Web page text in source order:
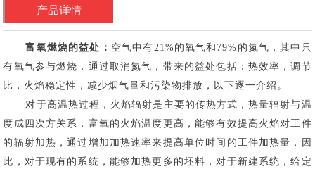
产品详情
富氧燃烧的益处： 空气中有21%的氧气和79%的氮气，其中只
有氧气参与燃烧，通过取消氮气，带来的益处包括：热效率，调节
比，火焰稳定性，减少烟气量和污染物排放，以下逐一介绍。
对于高温热过程，火焰辐射是主要的传热方式，热量辐射与温
度成四次方关系，富氧的火焰温度更高，能够有效提高火焰对工件
的辐射加热，通过增加加热速率来提高单位时间的工件加热量，因
此，对于现有的系统，能够加热更多的坯料，对于新建系统，给定